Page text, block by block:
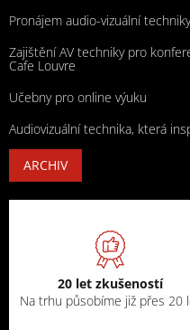
Pronájem audio-vizuální
Zajištění AV techniky pro
Cafe Louvre
Učebny pro online výuku
Audiovizuální technika, která
ARCHIV
20 let zkušeností
Na trhu působíme již přes 20